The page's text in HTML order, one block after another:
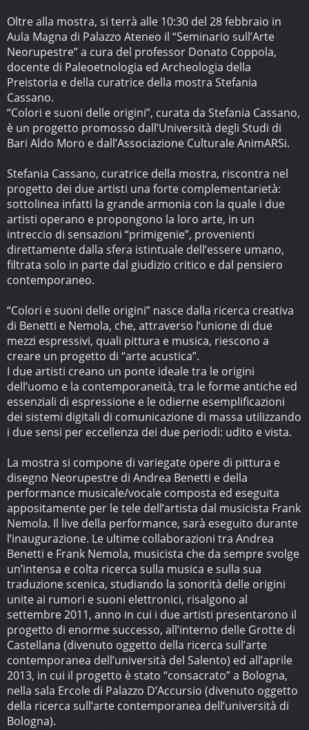
Oltre alla mostra, si terrà alle 10:30 del 28 febbraio in
Aula Magna di Palazzo Ateneo il “Seminario sull’Arte
Neorupestre” a cura del professor Donato Coppola,
docente di Paleoetnologia ed Archeologia della
Preistoria e della curatrice della mostra Stefania
Cassano.
“Colori e suoni delle origini”, curata da Stefania Cassano,
è un progetto promosso dall’Università degli Studi di
Bari Aldo Moro e dall’Associazione Culturale AnimARSi.
Stefania Cassano, curatrice della mostra, riscontra nel
progetto dei due artisti una forte complementarietà:
sottolinea infatti la grande armonia con la quale i due
artisti operano e propongono la loro arte, in un
intreccio di sensazioni “primigenie”, provenienti
direttamente dalla sfera istintuale dell’essere umano,
filtrata solo in parte dal giudizio critico e dal pensiero
contemporaneo.
“Colori e suoni delle origini” nasce dalla ricerca creativa
di Benetti e Nemola, che, attraverso l’unione di due
mezzi espressivi, quali pittura e musica, riescono a
creare un progetto di “arte acustica”.
I due artisti creano un ponte ideale tra le origini
dell’uomo e la contemporaneità, tra le forme antiche ed
essenziali di espressione e le odierne esemplificazioni
dei sistemi digitali di comunicazione di massa utilizzando
i due sensi per eccellenza dei due periodi: udito e vista.
La mostra si compone di variegate opere di pittura e
disegno Neorupestre di Andrea Benetti e della
performance musicale/vocale composta ed eseguita
appositamente per le tele dell’artista dal musicista Frank
Nemola. Il live della performance, sarà eseguito durante
l’inaugurazione. Le ultime collaborazioni tra Andrea
Benetti e Frank Nemola, musicista che da sempre svolge
un’intensa e colta ricerca sulla musica e sulla sua
traduzione scenica, studiando la sonorità delle origini
unite ai rumori e suoni elettronici, risalgono al
settembre 2011, anno in cui i due artisti presentarono il
progetto di enorme successo, all’interno delle Grotte di
Castellana (divenuto oggetto della ricerca sull’arte
contemporanea dell’università del Salento) ed all’aprile
2013, in cui il progetto è stato “consacrato” a Bologna,
nella sala Ercole di Palazzo D’Accursio (divenuto oggetto
della ricerca sull’arte contemporanea dell’università di
Bologna).